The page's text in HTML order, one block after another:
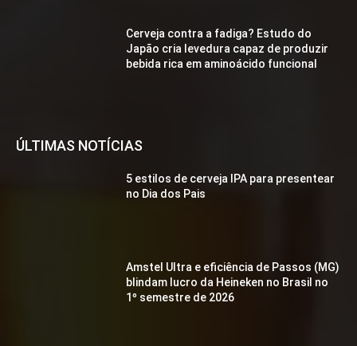
Cerveja contra a fadiga? Estudo do
Japão cria levedura capaz de produzir
bebida rica em aminoácido funcional
ÚLTIMAS NOTÍCIAS
5 estilos de cerveja IPA para presentear
no Dia dos Pais
Amstel Ultra e eficiência de Passos (MG)
blindam lucro da Heineken no Brasil no
1º semestre de 2026